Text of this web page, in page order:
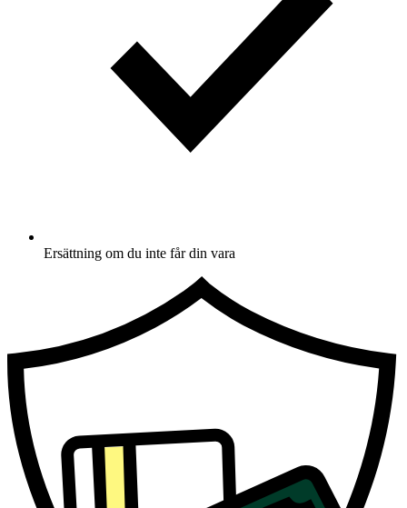
Ersättning om du inte får din vara